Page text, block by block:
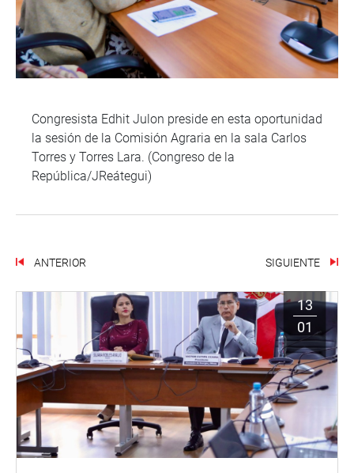
Congresista Edhit Julon preside en esta oportunidad
la sesión de la Comisión Agraria en la sala Carlos
Torres y Torres Lara. (Congreso de la
República/JReátegui)
ANTERIOR SIGUIENTE
13
01